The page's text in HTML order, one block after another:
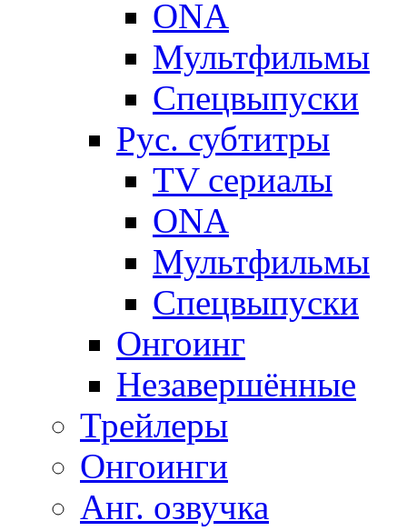
ONA
Мультфильмы
Спецвыпуски
Рус. субтитры
TV сериалы
ONA
Мультфильмы
Спецвыпуски
Онгоинг
Незавершённые
Трейлеры
Онгоинги
Анг. озвучка